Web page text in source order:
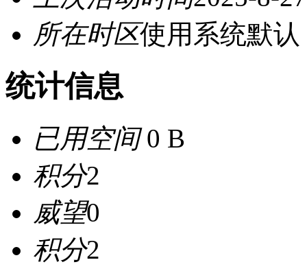
所在时区使用系统默认
统计信息
已用空间0 B
积分2
威望0
积分2